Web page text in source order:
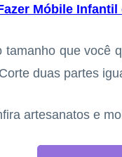
Móbile
tamanho que você
duas partes
artesanatos e